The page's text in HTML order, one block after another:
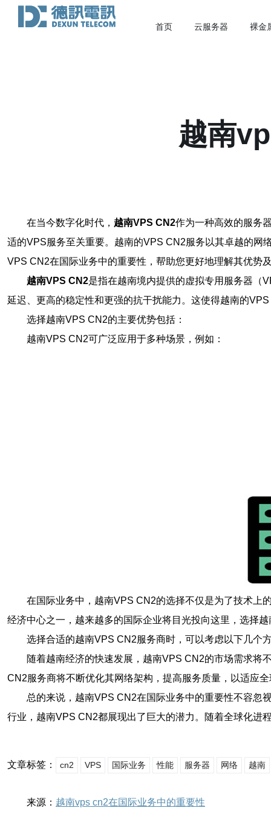
首页 云服务器 裸金
越南
在当今数字化时代， 越南VPS CN2作为一种高效的服务
适的VPS服务至关重要。越南的VPS CN2服务以其卓越的网
VPS CN2在国际业务中的重要性，帮助您更好地理解其优势
越南VPS CN2是指在越南境内提供的虚拟专用服务器（
延迟、更高的稳定性和更强的抗干扰能力。这使得越南的
选择越南VPS CN2的主要优势包括：
越南VPS CN2可广泛应用于多种场景，例如：
在国际业务中，越南VPS CN2的选择不仅是为了技术上
经济中心之一，越来越多的国际企业将目光投向这里，选择
选择合适的越南VPS CN2服务商时，可以考虑以下几个
随着越南经济的快速发展，越南VPS CN2的市场需求将
CN2服务商将不断优化其网络架构，提高服务质量，以适应
总的来说，越南VPS CN2在国际业务中的重要性不容忽
行业，越南VPS CN2都展现出了巨大的潜力。随着全球化进
文章标签： cn2 VPS 国际业务 性能 服务器 网络 越南
来源： 越南vps cn2在国际业务中的重要性